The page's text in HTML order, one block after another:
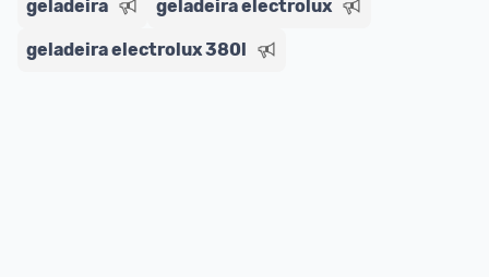
geladeira
geladeira electrolux
geladeira electrolux 380l